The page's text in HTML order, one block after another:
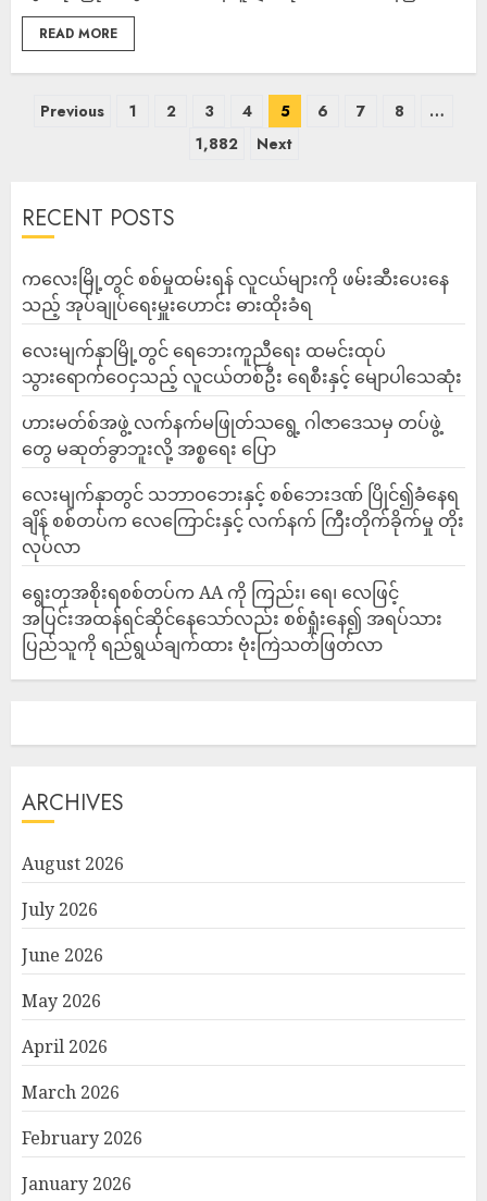
READ MORE
Previous 1 2 3 4 5 6 7 8
…
1,882
Next
RECENT POSTS
ကလေးမြို့တွင် စစ်မှုထမ်းရန် လူငယ်များကို ဖမ်းဆီးပေးနေ
သည့် အုပ်ချုပ်ရေးမှူးဟောင်း ဓားထိုးခံရ
လေးမျက်နှာမြို့တွင် ရေဘေးကူညီရေး ထမင်းထုပ်
သွားရောက်ဝေငှသည့် လူငယ်တစ်ဦး ရေစီးနှင့် မျောပါသေဆုံး
ဟားမတ်စ်အဖွဲ့ လက်နက်မဖြုတ်သရွေ့ ဂါဇာဒေသမှ တပ်ဖွဲ့
တွေ မဆုတ်ခွာဘူးလို့ အစ္စရေး ပြော
‎လေးမျက်နှာတွင် သဘာဝဘေးနှင့် စစ်ဘေးဒဏ် ပြိုင်၍ခံနေရ
ချိန် စစ်တပ်က လေကြောင်းနှင့် လက်နက် ကြီးတိုက်ခိုက်မှု တိုး
လုပ်လာ
ရွေးတုအစိုးရစစ်တပ်က AA ကို ကြည်း၊ ရေ၊ လေဖြင့်
အပြင်းအထန်ရင်ဆိုင်နေသော်လည်း စစ်ရှုံးနေ၍ အရပ်သား
ပြည်သူကို ရည်ရွယ်ချက်ထား ဗုံးကြဲသတ်ဖြတ်လာ
ARCHIVES
August 2026
July 2026
June 2026
May 2026
April 2026
March 2026
February 2026
January 2026